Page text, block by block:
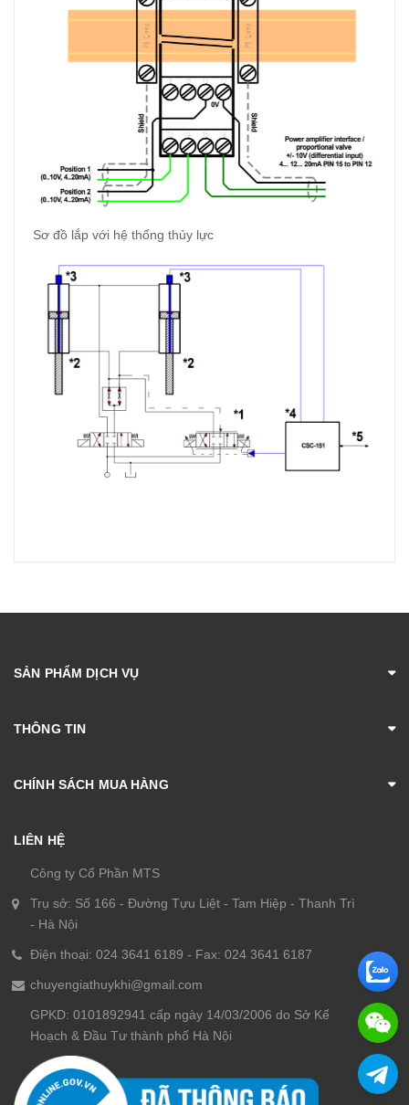
Sơ đồ lắp với hệ thống thủy lực
SẢN PHẨM DỊCH VỤ
THÔNG TIN
CHÍNH SÁCH MUA HÀNG
LIÊN HỆ
Công ty Cổ Phần MTS
Trụ sở: Số 166 - Đường Tựu Liệt - Tam Hiệp - Thanh Trì
- Hà Nội
Điện thoại: 024 3641 6189 - Fax: 024 3641 6187
chuyengiathuykhi@gmail.com
GPKD: 0101892941 cấp ngày 14/03/2006 do Sở Kế
Hoạch & Đầu Tư thành phố Hà Nội